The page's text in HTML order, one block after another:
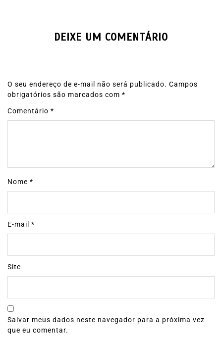
DEIXE UM COMENTÁRIO
O seu endereço de e-mail não será publicado. Campos
obrigatórios são marcados com *
Comentário *
Nome *
E-mail *
Site
Salvar meus dados neste navegador para a próxima vez
que eu comentar.